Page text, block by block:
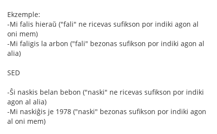
Ekzemple:
-Mi falis hieraŭ ("fali" ne ricevas sufikson por indiki agon al
oni mem)
-Mi faligis la arbon ("fali" bezonas sufikson por indiki agon al
alia)
SED
-Ŝi naskis belan bebon ("naski" ne ricevas sufikson por indiki
agon al alia)
-Mi naskiĝis je 1978 ("naski" bezonas sufikson por indiki agon
al oni mem)